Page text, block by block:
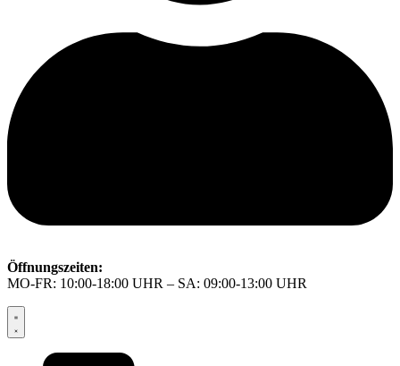
Öffnungszeiten:
MO-FR: 10:00-18:00 UHR – SA: 09:00-13:00 UHR